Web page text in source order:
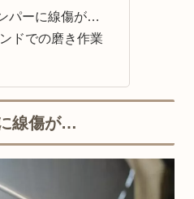
パーに線傷が…
ドでの磨き作業
線傷が…